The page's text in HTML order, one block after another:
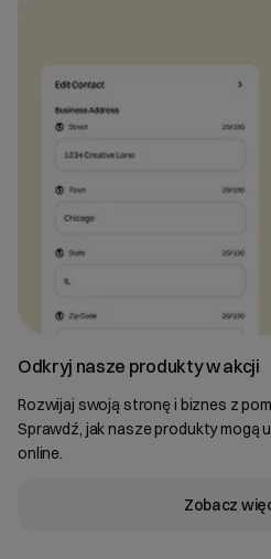
Odkryj nasze produkty w akcji
Rozwijaj swoją stronę i biznes z
Sprawdź, jak nasze produkty mogą
online.
Zobacz